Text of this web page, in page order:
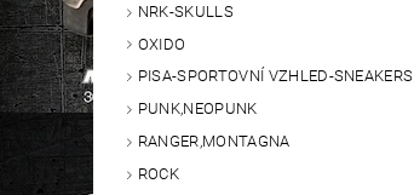
NRK-SKULLS
OXIDO
PISA-SPORTOVNÍ VZHLED-SNEAKERS
PUNK,NEOPUNK
RANGER,MONTAGNA
ROCK